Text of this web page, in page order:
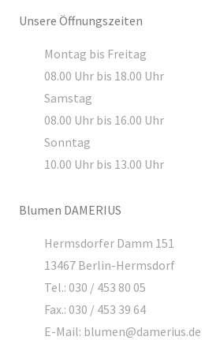
Unsere Öffnungszeiten
Montag bis Freitag
08.00 Uhr bis 18.00 Uhr
Samstag
08.00 Uhr bis 16.00 Uhr
Sonntag
10.00 Uhr bis 13.00 Uhr
Blumen DAMERIUS
Hermsdorfer Damm 151
13467 Berlin-Hermsdorf
Tel.: 030 / 453 80 05
Fax.: 030 / 453 39 64
E-Mail: blumen@damerius.de